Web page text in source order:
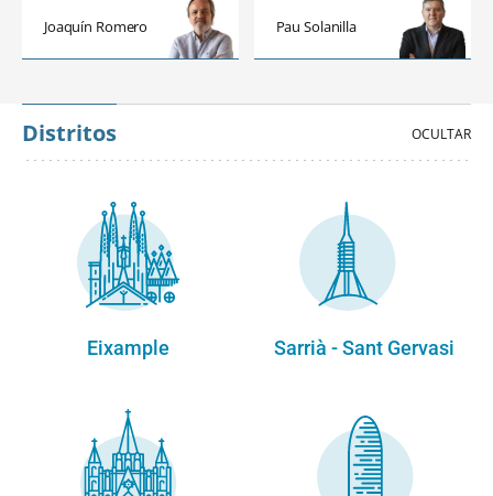
Joaquín Romero Pau Solanilla
Distritos
Eixample Sarrià - Sant Gervasi